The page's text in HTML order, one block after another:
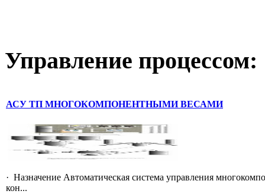
Управление процессом:
АСУ ТП МНОГОКОМПОНЕНТНЫМИ ВЕСАМИ
· Назначение Автоматическая система управления
кон...